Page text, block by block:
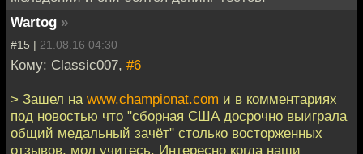
Wartog »
#15 | 21.08.16 04:30
Кому: Classic007, #6
> Зашел на www.championat.com и в комментариях
под новостью что "сборная США досрочно выиграла
общий медальный зачёт" столько восторженных
отзывов, мол учитесь. Интересно когда наши